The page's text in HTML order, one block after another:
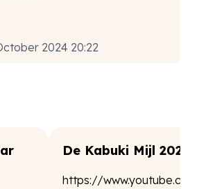
2024 20:22
De Kabuki Mijl 2024
https://www.youtube.com/